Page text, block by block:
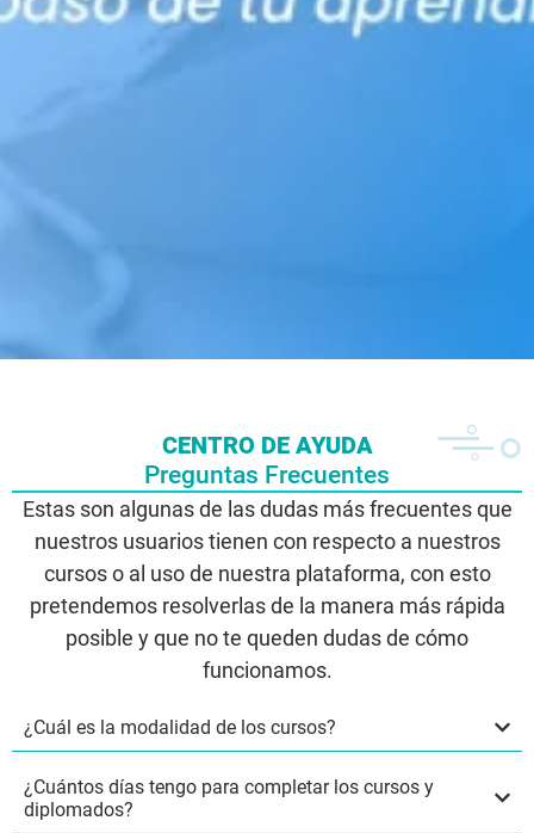
CENTRO DE AYUDA
Preguntas Frecuentes
Estas son algunas de las dudas más frecuentes que
nuestros usuarios tienen con respecto a nuestros
cursos o al uso de nuestra plataforma, con esto
pretendemos resolverlas de la manera más rápida
posible y que no te queden dudas de cómo
funcionamos.
¿Cuál es la modalidad de los cursos?
¿Cuántos días tengo para completar los cursos y
diplomados?